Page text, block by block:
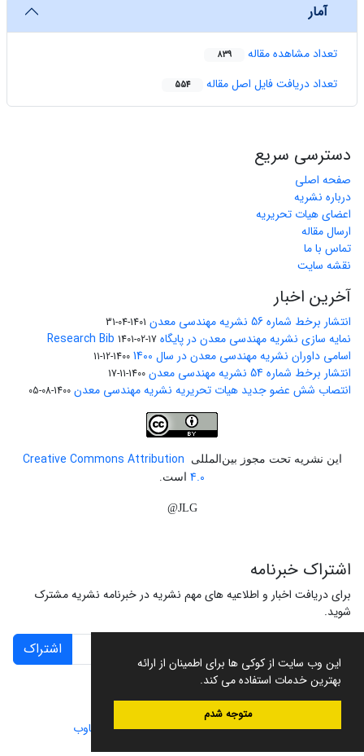
این وب سایت از کوکی ها برای اطمینان از ارائه
بهترین خدمات استفاده می کند.
متوجه شدم
آمار
تعداد مشاهده مقاله 839
تعداد دریافت فایل اصل مقاله 554
دسترسی سریع
صفحه اصلی
درباره نشریه
اعضای هیات تحریریه
ارسال مقاله
تماس با ما
نقشه سایت
آخرین اخبار
انتشار برخط شماره 56 نشریه مهندسی معدن 1401-04-31
نمایه سازی نشریه مهندسی معدن در پایگاه Research Bib 1401-02-17
اسامی داوران نشریه مهندسی معدن در سال 1400 1400-12-11
انتشار برخط شماره 54 نشریه مهندسی معدن 1400-11-17
انتصاب شش عضو جدید هیات تحریریه نشریه مهندسی معدن 1400-08-05
این نشریه تحت مجوز بین‌المللی
Creative Commons Attribution
4.0 است.
JLG@
اشتراک خبرنامه
برای دریافت اخبار و اطلاعیه های مهم نشریه در خبرنامه نشریه مشترک
شوید.
اشتراک
سامانه مدیریت نشریات علمی.طراحی و پیاده سازی از سیناوب